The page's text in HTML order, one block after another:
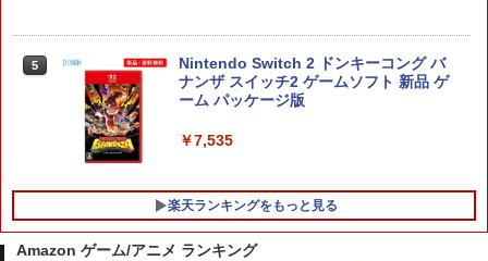
5
Nintendo Switch 2 ドンキーコング バ
ナンザ スイッチ2 ゲームソフト 新品 ゲ
ーム パッケージ版
￥7,535
楽天ランキングをもっと見る
Amazon ゲーム/アニメ ランキング